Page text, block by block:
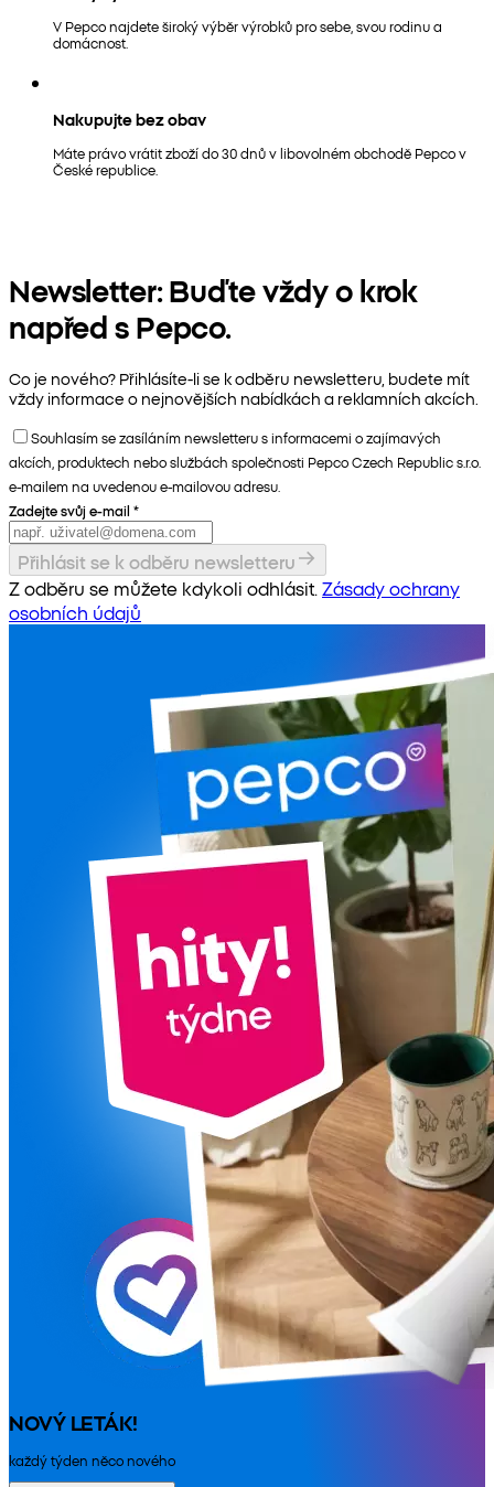
V Pepco najdete široký výběr výrobků pro sebe, svou rodinu a
domácnost.
Nakupujte bez obav
Máte právo vrátit zboží do 30 dnů v libovolném obchodě Pepco v
České republice.
Newsletter: Buďte vždy o krok
napřed s Pepco.
Co je nového? Přihlásíte-li se k odběru newsletteru, budete mít
vždy informace o nejnovějších nabídkách a reklamních akcích.
Souhlasím se zasíláním newsletteru s informacemi o zajímavých
akcích, produktech nebo službách společnosti Pepco Czech Republic s.r.o.
e-mailem na uvedenou e-mailovou adresu.
Zadejte svůj e-mail *
Přihlásit se k odběru newsletteru
Z odběru se můžete kdykoli odhlásit. Zásady ochrany
osobních údajů
NOVÝ LETÁK!
každý týden něco nového